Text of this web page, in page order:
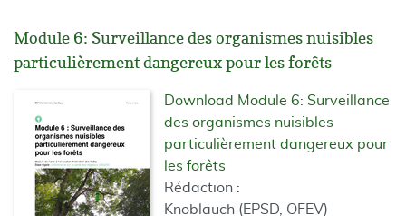
Module 6: Surveillance des organismes nuisibles
particulièrement dangereux pour les forêts
Download Module 6: Surveillance
des organismes nuisibles
particulièrement dangereux pour
les forêts
Rédaction :
Knoblauch (EPSD, OFEV)